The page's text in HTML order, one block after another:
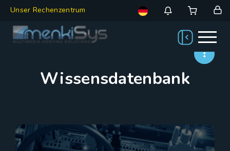
Unser Rechenzentrum
Wissensdatenbank